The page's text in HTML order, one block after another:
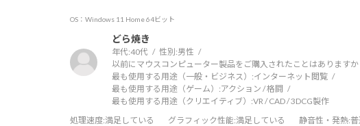
OS：Windows 11 Home 64ビット
どら焼き
年代:40代 性別:男性
以前にマウスコンピューター製品をご購入されたことはありますか
最も使用する用途（一般・ビジネス）:インターネット閲覧
最も使用する用途（ゲーム）:アクション / 格闘
最も使用する用途（クリエイティブ）:VR / CAD / 3DCG製作
処理速度:満足している グラフィック性能:満足している 静音性・発熱: